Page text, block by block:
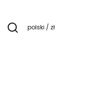
Otwórz wyszukiwarkę
polski / zł